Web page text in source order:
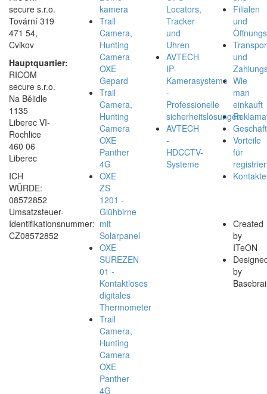
secure s.r.o.
Tovární 319
471 54,
Cvikov
Hauptquartier:
RICOM
secure s.r.o.
Na Bělidle
1135
Liberec VI-
Rochlice
460 06
Liberec
ICH
WÜRDE:
08572852
Umsatzsteuer-
Identifikationsnummer:
CZ08572852
kamera
Trail
Camera,
Hunting
Camera
OXE
Gepard
Trail
Camera,
Hunting
Camera
OXE
Panther
4G
OXE
ZS
1201 -
Glühbirne
mit
Solarpanel
OXE
SUREZEN
01 -
Kontaktloses
digitales
Thermometer
Trail
Camera,
Hunting
Camera
OXE
Panther
4G
Locators,
Tracker
und
Uhren
AVTECH
IP-
Kamerasysteme
-
Professionelle
sicherheitslösungen
AVTECH
-
HDCCTV-
Systeme
Filialen
und
und
Wie
man
einkauft
Vorteile
für
Kontakte
Created
by
ITeON
by